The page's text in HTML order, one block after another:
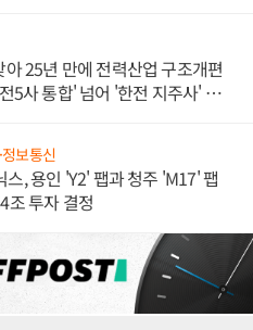
아 25년 만에 전력산업 구조개편
5사 통합' 넘어 '한전 지주사' 재편
정보통신
스, 용인 'Y2' 팹과 청주 'M17' 팹
조 투자 결정